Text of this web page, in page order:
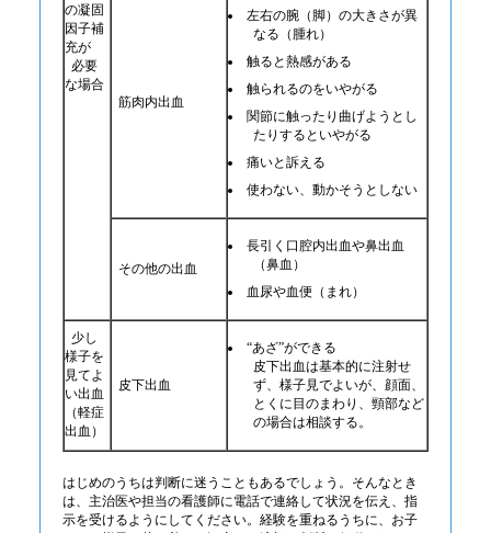
の凝固
因子補
充が
必要
な場合
筋肉内出血
左右の腕（脚）の大きさが異
なる（腫れ）
触ると熱感がある
触られるのをいやがる
関節に触ったり曲げようとし
たりするといやがる
痛いと訴える
使わない、動かそうとしない
その他の出血
長引く口腔内出血や鼻出血
（鼻血）
血尿や血便（まれ）
少し
様子を
見てよ
い出血
（軽症
出血）
皮下出血
“あざ”ができる
皮下出血は基本的に注射せ
ず、様子見でよいが、顔面、
とくに目のまわり、頸部など
の場合は相談する。
はじめのうちは判断に迷うこともあるでしょう。そんなとき
は、主治医や担当の看護師に電話で連絡して状況を伝え、指
示を受けるようにしてください。経験を重ねるうちに、お子